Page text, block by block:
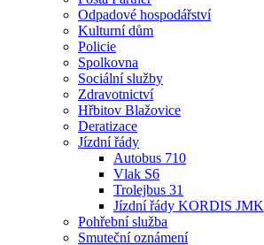
Odpadové hospodářství
Kulturní dům
Policie
Spolkovna
Sociální služby
Zdravotnictví
Hřbitov Blažovice
Deratizace
Jízdní řády
Autobus 710
Vlak S6
Trolejbus 31
Jízdní řády KORDIS JMK
Pohřební služba
Smuteční oznámení